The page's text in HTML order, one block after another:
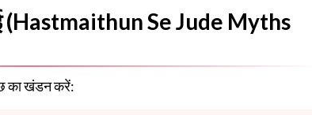
(Hastmaithun Se Jude Myths
का खंडन करें: